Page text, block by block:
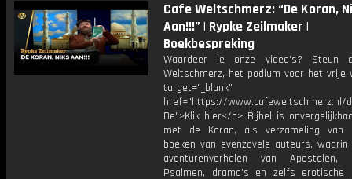
Cafe Weltschmerz: “De Koran,
Aan!!!” | Rypke Zeilmaker |
Boekbespreking
Waardeer je onze video's? Steun
Weltschmerz, het podium voor het vrije
target="_blank"
href="https://www.cafeweltschmerz.nl/
De">Klik hier</a> Bijbel is
met de Koran, als verzameling
boeken van evenzovele auteurs,
avonturenverhalen van Apostelen,
Psalmen, drama's en zelfs erotische